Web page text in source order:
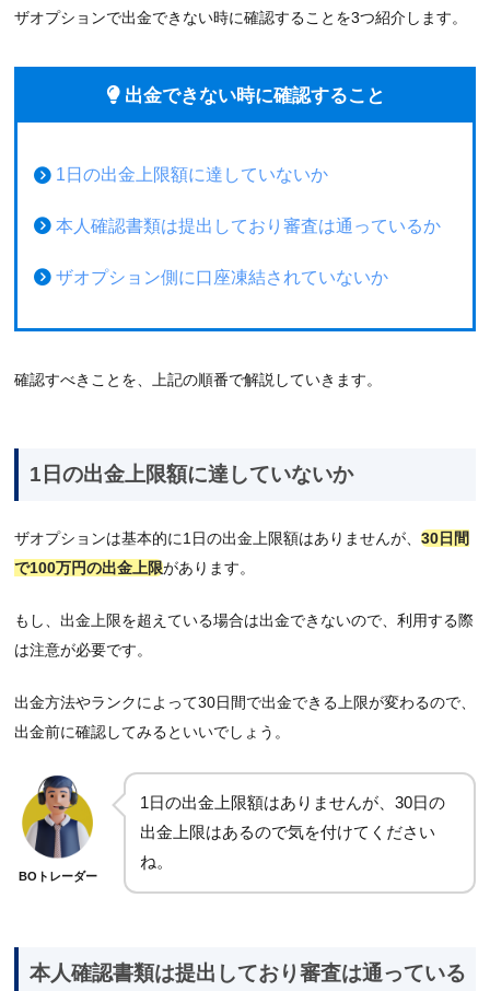
ザオプションで出金できない時に確認することを3つ紹介します。
出金できない時に確認すること
1日の出金上限額に達していないか
本人確認書類は提出しており審査は通っているか
ザオプション側に口座凍結されていないか
確認すべきことを、上記の順番で解説していきます。
1日の出金上限額に達していないか
ザオプションは基本的に1日の出金上限額はありませんが、 30日間
で100万円の出金上限があります。
もし、出金上限を超えている場合は出金できないので、利用する際
は注意が必要です。
出金方法やランクによって30日間で出金できる上限が変わるので、
出金前に確認してみるといいでしょう。
BOトレーダー
1日の出金上限額はありませんが、30日の
出金上限はあるので気を付けてください
ね。
本人確認書類は提出しており審査は通っている